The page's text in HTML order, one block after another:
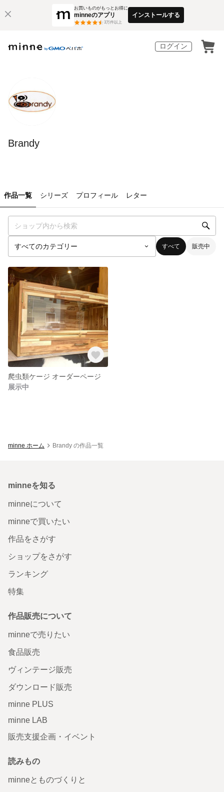
お買いものがもっとお得に
minneのアプリ
3万件以上
インストールする
ログイン
Brandy
作品一覧 シリーズ プロフィール レター
すべて 販売中
爬虫類ケージ オーダーページ
展示中
minne ホーム Brandy の作品一覧
minneを知る
minneについて
minneで買いたい
作品をさがす
ショップをさがす
ランキング
特集
作品販売について
minneで売りたい
食品販売
ヴィンテージ販売
ダウンロード販売
minne PLUS
minne LAB
販売支援企画・イベント
読みもの
minneとものづくりと